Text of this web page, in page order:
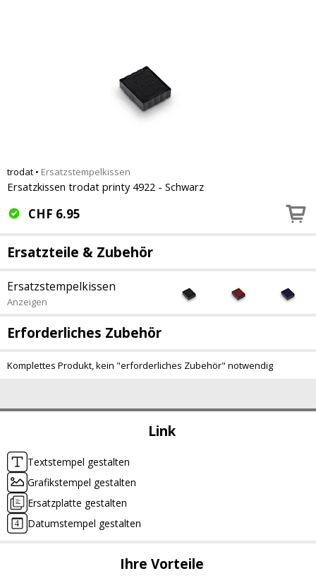
Link
Textstempel gestalten
Grafikstempel gestalten
Ersatzplatte gestalten
Datumstempel gestalten
Ihre Vorteile
trodat • Ersatzstempelkissen
Ersatzkissen trodat printy 4922 - Schwarz
CHF 6.95
Ersatzteile & Zubehör
Ersatzstempelkissen
Anzeigen
Erforderliches Zubehör
Komplettes Produkt, kein "erforderliches Zubehör" notwendig